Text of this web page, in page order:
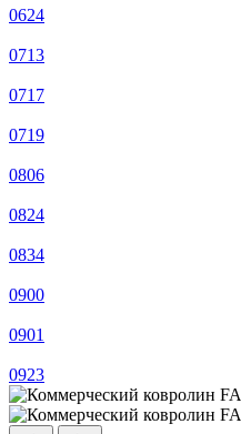
0624
0713
0717
0719
0806
0824
0834
0900
0901
0923